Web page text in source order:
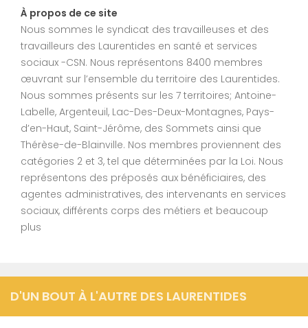
À propos de ce site
Nous sommes le syndicat des travailleuses et des
travailleurs des Laurentides en santé et services
sociaux -CSN. Nous représentons 8400 membres
œuvrant sur l’ensemble du territoire des Laurentides.
Nous sommes présents sur les 7 territoires; Antoine-
Labelle, Argenteuil, Lac-Des-Deux-Montagnes, Pays-
d’en-Haut, Saint-Jérôme, des Sommets ainsi que
Thérèse-de-Blainville. Nos membres proviennent des
catégories 2 et 3, tel que déterminées par la Loi. Nous
représentons des préposés aux bénéficiaires, des
agentes administratives, des intervenants en services
sociaux, différents corps des métiers et beaucoup
plus
D'UN BOUT À L'AUTRE DES LAURENTIDES